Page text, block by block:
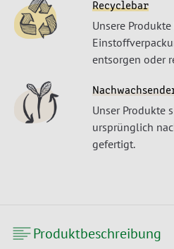
Recyclebar
Unsere
entsorgen oder
Unser Produkte
ursprünglich
gefertigt.
Produktbeschreibung